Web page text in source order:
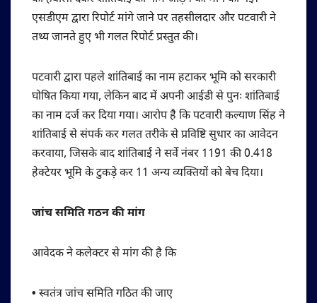
एसडीएम द्वारा रिपोर्ट मांगे जाने पर तहसीलदार और पटवारी ने
तथ्य जानते हुए भी गलत रिपोर्ट प्रस्तुत की।
पटवारी द्वारा पहले शांतिबाई का नाम हटाकर भूमि को सरकारी
घोषित किया गया, लेकिन बाद में अपनी आईडी से पुनः शांतिबाई
का नाम दर्ज कर दिया गया। आरोप है कि पटवारी कल्याण सिंह ने
शांतिबाई से संपर्क कर गलत तरीके से प्रविष्टि सुधार का आवेदन
करवाया, जिसके बाद शांतिबाई ने सर्वे नंबर 1191 की 0.418
हेक्टेयर भूमि के टुकड़े कर 11 अन्य व्यक्तियों को बेच दिया।
जांच समिति गठन की मांग
आवेदक ने कलेक्टर से मांग की है कि
• स्वतंत्र जांच समिति गठित की जाए